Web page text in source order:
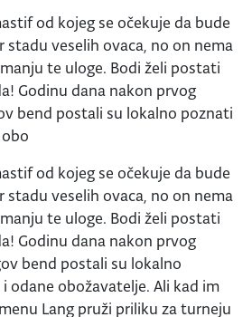
od kojeg se očekuje da bude
stadu veselih ovaca, no on nema
te uloge. Bodi želi postati
Godinu dana nakon prvog
bend postali su lokalno poznati
od kojeg se očekuje da bude
stadu veselih ovaca, no on nema
te uloge. Bodi želi postati
Godinu dana nakon prvog
bend postali su lokalno
odane obožavatelje. Ali kad im
Lang pruži priliku za turneju